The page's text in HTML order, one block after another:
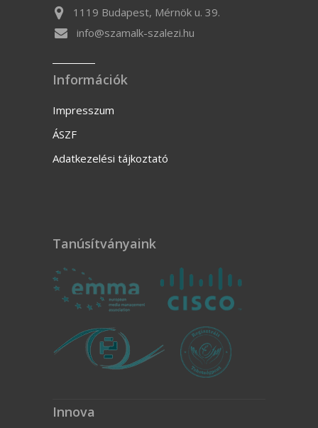
1119 Budapest, Mérnök u. 39.
info@szamalk-szalezi.hu
Információk
Impresszum
ÁSZF
Adatkezelési tájkoztató
Tanúsítványaink
Innova